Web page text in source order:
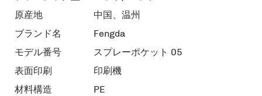
原産地
中国、温州
ブランド名
Fengda
モデル番号
スプレーポケット 05
表面印刷
印刷機
材料構造
PE